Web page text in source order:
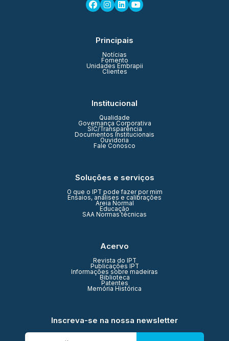
Principais
Notícias
Fomento
Unidades Embrapii
Clientes
Institucional
Qualidade
Governança Corporativa
SIC/Transparência
Documentos Institucionais
Ouvidoria
Fale Conosco
Soluções e serviços
O que o IPT pode fazer por mim
Ensaios, análises e calibrações
Areia Normal
Educação
SAA Normas técnicas
Acervo
Revista do IPT
Publicações IPT
Informações sobre madeiras
Biblioteca
Patentes
Memória Histórica
Inscreva-se na nossa newsletter